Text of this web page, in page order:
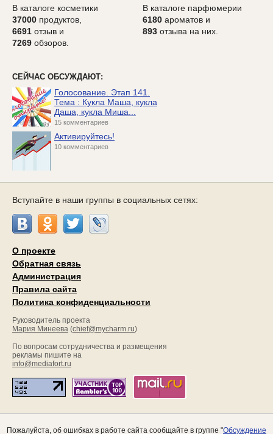
В каталоге косметики
37000 продуктов,
6691 отзыв и
7269 обзоров.
В каталоге парфюмерии
6180 ароматов и
893 отзыва на них.
СЕЙЧАС ОБСУЖДАЮТ:
Голосование. Этап 141.
Тема : Кукла Маша, кукла
Даша, кукла Миша...
15 комментариев
Активируйтесь!
10 комментариев
Вступайте в наши группы в социальных сетях:
О проекте
Обратная связь
Администрация
Правила сайта
Политика конфиденциальности
Руководитель проекта
Мария Минеева (chief@mycharm.ru)
По вопросам сотрудничества и размещения
рекламы пишите на
info@mediafort.ru
Пожалуйста, об ошибках в работе сайта сообщайте в группе "Обсуждение